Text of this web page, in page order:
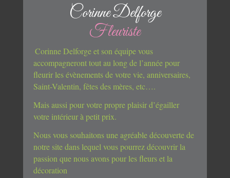
Corinne Delforge
Fleuriste
Corinne Delforge et son équipe vous
accompagneront tout au long de l’année pour
fleurir les évènements de votre vie, anniversaires,
Saint-Valentin, fêtes des mères, etc….
Mais aussi pour votre propre plaisir d’égailler
votre intérieur à petit prix.
Nous vous souhaitons une agréable découverte de
notre site dans lequel vous pourrez découvrir la
passion que nous avons pour les fleurs et la
décoration